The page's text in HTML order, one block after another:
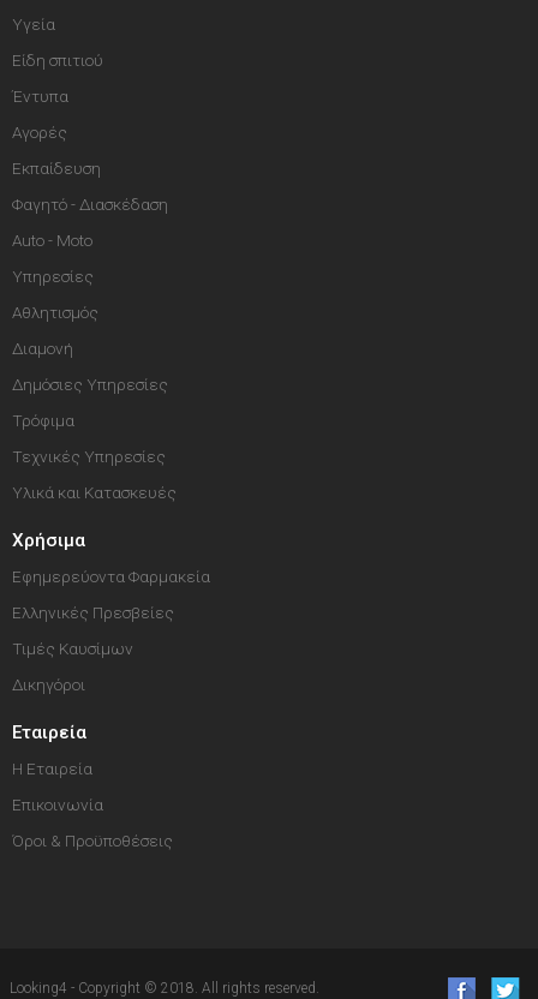
Υγεία
Είδη σπιτιού
Έντυπα
Αγορές
Εκπαίδευση
Φαγητό - Διασκέδαση
Auto - Moto
Υπηρεσίες
Αθλητισμός
Διαμονή
Δημόσιες Υπηρεσίες
Τρόφιμα
Τεχνικές Υπηρεσίες
Υλικά και Κατασκευές
Χρήσιμα
Εφημερεύοντα Φαρμακεία
Ελληνικές Πρεσβείες
Τιμές Καυσίμων
Δικηγόροι
Εταιρεία
Η Εταιρεία
Επικοινωνία
Όροι & Προϋποθέσεις
Looking4 - Copyright © 2018. All rights reserved.